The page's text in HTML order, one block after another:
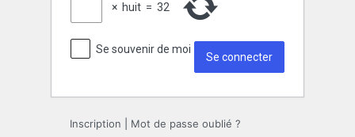
× huit = 32
Se souvenir de moi
Inscription Mot de passe oublié ?